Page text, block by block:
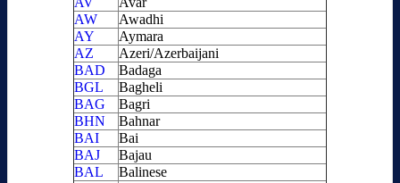
AW
Awadhi
AY
Aymara
AZ
Azeri/Azerbaijani
BAD
Badaga
BGL
Bagheli
BAG
Bagri
BHN
Bahnar
BAI
Bai
BAJ
Bajau
BAL
Balinese